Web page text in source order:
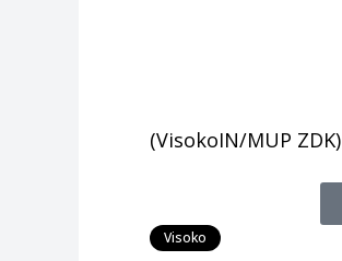
(VisokoIN/MUP ZDK)
Visoko